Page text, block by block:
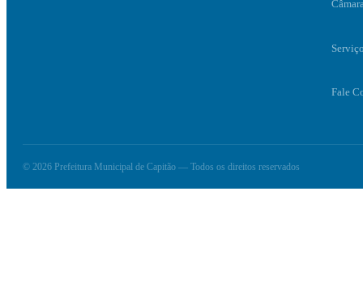
Fale
© 2026 Prefeitura Municipal de Capitão — Todos os direitos reservados